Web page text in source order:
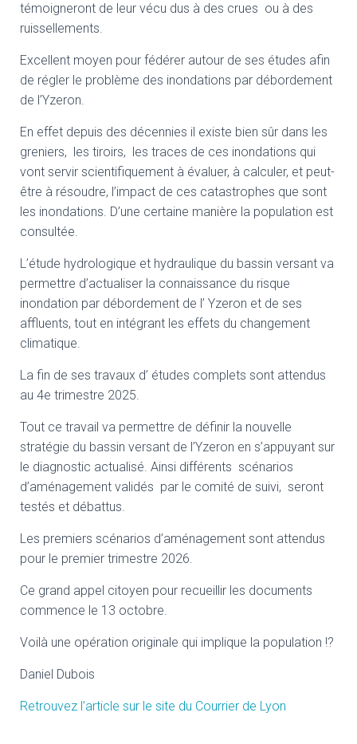
témoigneront de leur vécu dus à des crues ou à des
ruissellements.
Excellent moyen pour fédérer autour de ses études afin
de régler le problème des inondations par débordement
de l’Yzeron.
En effet depuis des décennies il existe bien sûr dans les
greniers, les tiroirs, les traces de ces inondations qui
vont servir scientifiquement à évaluer, à calculer, et peut-
être à résoudre, l’impact de ces catastrophes que sont
les inondations. D’une certaine manière la population est
consultée.
L’étude hydrologique et hydraulique du bassin versant va
permettre d’actualiser la connaissance du risque
inondation par débordement de l’ Yzeron et de ses
affluents, tout en intégrant les effets du changement
climatique.
La fin de ses travaux d’ études complets sont attendus
au 4e trimestre 2025.
Tout ce travail va permettre de définir la nouvelle
stratégie du bassin versant de l’Yzeron en s’appuyant sur
le diagnostic actualisé. Ainsi différents scénarios
d’aménagement validés par le comité de suivi, seront
testés et débattus.
Les premiers scénarios d’aménagement sont attendus
pour le premier trimestre 2026.
Ce grand appel citoyen pour recueillir les documents
commence le 13 octobre.
Voilà une opération originale qui implique la population !?
Daniel Dubois
Retrouvez l’article sur le site du Courrier de Lyon